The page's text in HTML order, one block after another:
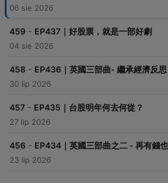
06 sie 2026
459 - EP437｜好股票，就是一部好劇
04 sie 2026
458 - EP436｜英國三部曲- 繼承經濟反思
30 lip 2026
457 - EP435｜台股明年何去何從？
27 lip 2026
456 - EP434｜英國三部曲之二 - 再有錢
23 lip 2026